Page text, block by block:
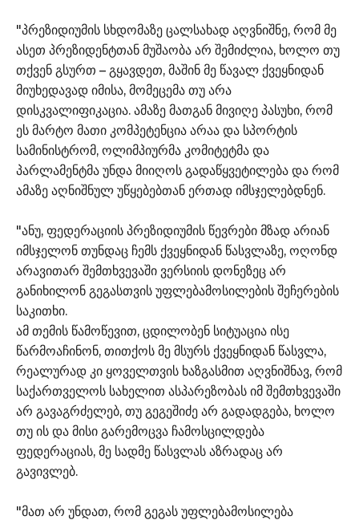
"პრეზიდიუმის სხდომაზე ცალსახად აღვნიშნე, რომ მე
ასეთ პრეზიდენტთან მუშაობა არ შემიძლია, ხოლო თუ
თქვენ გსურთ – გყავდეთ, მაშინ მე წავალ ქვეყნიდან
მიუხედავად იმისა, მომეცემა თუ არა
დისკვალიფიკაცია. ამაზე მათგან მივიღე პასუხი, რომ
ეს მარტო მათი კომპეტენცია არაა და სპორტის
სამინისტრომ, ოლიმპიურმა კომიტეტმა და
პარლამენტმა უნდა მიიღოს გადაწყვეტილება და რომ
ამაზე აღნიშნულ უწყებებთან ერთად იმსჯელებდნენ.
"ანუ, ფედერაციის პრეზიდიუმის წევრები მზად არიან
იმსჯელონ თუნდაც ჩემს ქვეყნიდან წასვლაზე, ოღონდ
არავითარ შემთხვევაში ვერსიის დონეზეც არ
განიხილონ გეგასთვის უფლებამოსილების შეჩერების
საკითხი.
ამ თემის წამოწევით, ცდილობენ სიტუაცია ისე
წარმოაჩინონ, თითქოს მე მსურს ქვეყნიდან წასვლა,
რეალურად კი ყოველთვის ხაზგასმით აღვნიშნავ, რომ
საქართველოს სახელით ასპარეზობას იმ შემთხვევაში
არ გავაგრძელებ, თუ გეგეშიძე არ გადადგება, ხოლო
თუ ის და მისი გარემოცვა ჩამოსცილდება
ფედერაციას, მე სადმე წასვლას აზრადაც არ
გავივლებ.
"მათ არ უნდათ, რომ გეგას უფლებამოსილება